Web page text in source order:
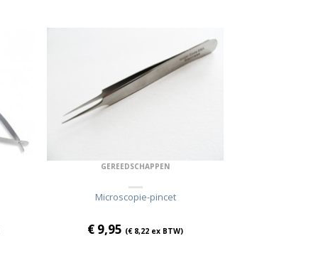
GEREEDSCHAPPEN
Microscopie-pincet
€ 9,95 (€8,22 ex BTW)